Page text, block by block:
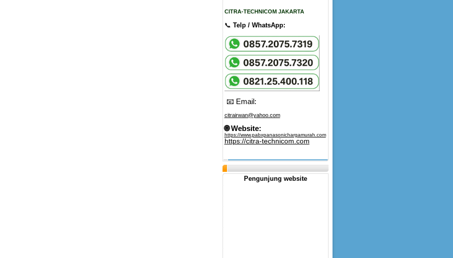
CITRA-TECHNICOM JAKARTA
📞 Telp / WhatsApp:
📧 Email:
citrairwan@yahoo.com
🌐 Website:
https://www.pabxpanasonichargamurah.com
https://citra-technicom.com
Pengunjung website